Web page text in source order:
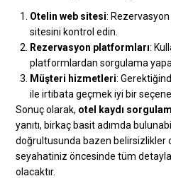
Otelin web sitesi: Rezervasyon
sitesini kontrol edin.
Rezervasyon platformları:
platformlardan sorgulama
Müşteri hizmetleri:
ile irtibata geçmek iyi bir
Sonuç olarak, otel kaydı
yanıtı, birkaç basit adımda
doğrultusunda bazen belirsizlikler
seyahatiniz öncesinde tüm
olacaktır.